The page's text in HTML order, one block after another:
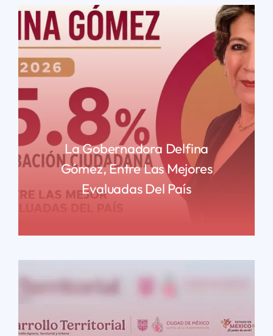
La Gobernadora Delfina
Gómez, Entre Las Mejores
Evaluadas Del País